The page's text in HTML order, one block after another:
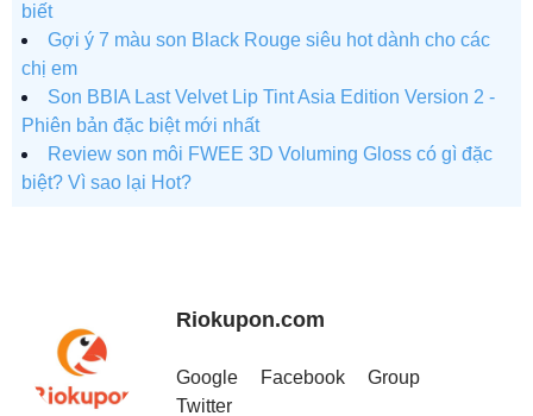
biết
Gợi ý 7 màu son Black Rouge siêu hot dành cho các
chị em
Son BBIA Last Velvet Lip Tint Asia Edition Version 2 -
Phiên bản đặc biệt mới nhất
Review son môi FWEE 3D Voluming Gloss có gì đặc
biệt? Vì sao lại Hot?
Riokupon.com
Google Facebook
Group
Twitter